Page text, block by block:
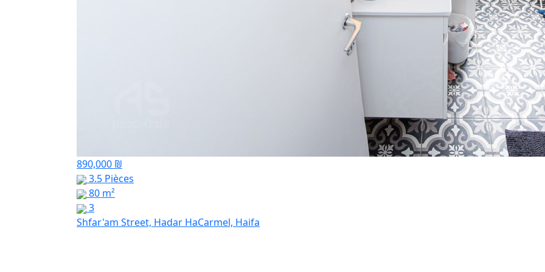
890,000 ₪
3.5 Pièces
80 m²
3
Shfar'am Street, Hadar HaCarmel, Haifa